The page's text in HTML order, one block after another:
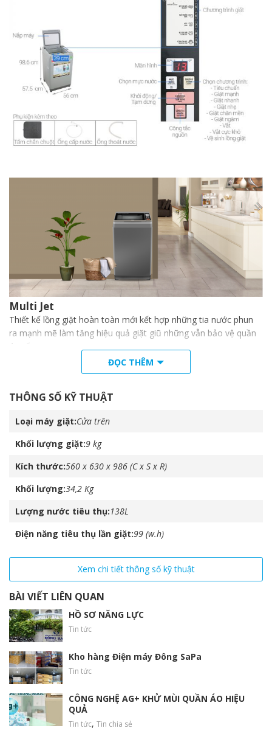
Multi Jet
Thiết kế lồng giặt hoàn toàn mới kết hợp những tia nước phun
ra mạnh mẽ làm tăng hiệu quả giặt giũ những vẫn bảo vệ quần
áo tối ưu.
Vắt cực khô
Cải thiện tính năng vắt nhờ sự chuyển động tròn với tốc độ
nhanh. Tiết kiệm hơn vì không sử dụng máy nóng.
ĐỌC THÊM
THÔNG SỐ KỸ THUẬT
Loại máy giặt Cửa trên
Khối lượng giặt 9 kg
Kích thước 560 x 630 x 986 (C x S x R)
Khối lượng 34,2 Kg
Lượng nước tiêu thụ 138L
Điện năng tiêu thụ lần giặt 99 (w.h)
Xem chi tiết thông số kỹ thuật
BÀI VIẾT LIÊN QUAN
HỒ SƠ NĂNG LỰC
Tin tức
Kho hàng Điện máy Đông SaPa
Tin tức
CÔNG NGHỆ AG+ KHỬ MÙI QUẦN ÁO HIỆU
QUẢ
Tin tức, Tin chia sẻ